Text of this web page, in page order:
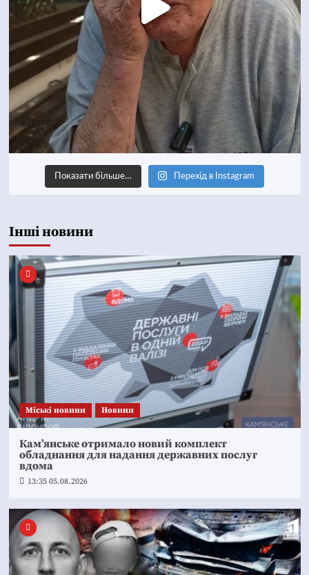
Показати більше… Перехід в Instagram
Інші новини
Mіські новини Новини
Кам’янське отримало новий комплект
обладнання для надання державних послуг
вдома
13:35 05.08.2026